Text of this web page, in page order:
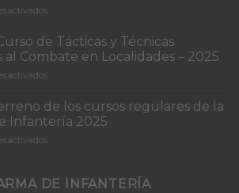
en
de
Patrullas
de
Infantería
Concepción”
de Tácticas y Técnicas
al Combate en Localidades – 2025
en
del
Curso
de
Tácticas
Aplicativas
de los cursos regulares de la
Infantería 2025
en
terreno
DE INFANTERÍA